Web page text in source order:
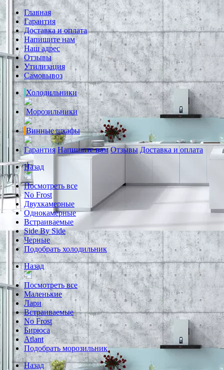
Главная
Гарантия
Доставка и оплата
Напишите нам
Наш адрес
Отзывы
Утилизация
Самовывоз
Холодильники
Морозильники
Винные шкафы
Гарантия Напишите нам Отзывы Доставка и оплата
Назад
Посмотреть все
No Frost
Двухкамерные
Однокамерные
Встраиваемые
Side By Side
Черные
Подобрать холодильник
Назад
Посмотреть все
Маленькие
Лари
Встраиваемые
No Frost
Бирюса
Atlant
Подобрать морозильник
Назад